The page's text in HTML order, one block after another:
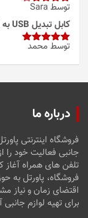
امتیاز4
از 5
توسط Sara
کابل تبدیل USB به HDMI مدل 3in1 HDTV 7562
امتیاز5از
توسط محمد
درباره ما
فروشگاه اینترنتی
تلفن های همراه
فروشگاه، پاورتل به
اقتضای زمان و نیاز
برای تهیه لوازم